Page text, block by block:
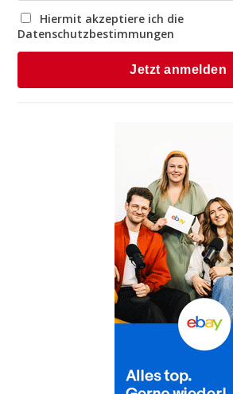
Hiermit akzeptiere ich die
Datenschutzbestimmungen